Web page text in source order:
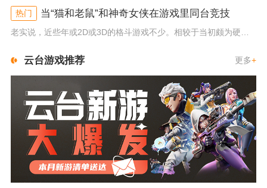
热门 当“猫和老鼠”和神奇女侠在游戏里同台竞技
云台游戏推荐 更多+